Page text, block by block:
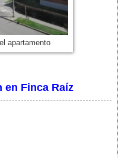
apartamento
en Finca Raíz